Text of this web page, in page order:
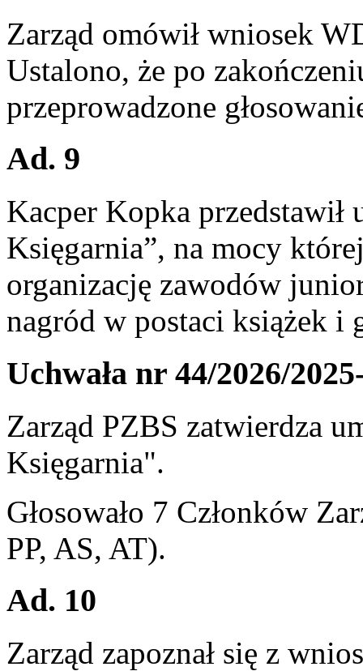
Zarząd omówił wniosek
Ustalono, że po
przeprowadzone
Ad. 9
Kacper Kopka przedstawił
Księgarnia”, na mocy
organizację zawodów
nagród w postaci książek i
Uchwała nr 44/2026/
Zarząd PZBS zatwierdza
Księgarnia".
Głosowało 7 Członków
PP, AS, AT).
Ad. 10
Zarząd zapoznał się z